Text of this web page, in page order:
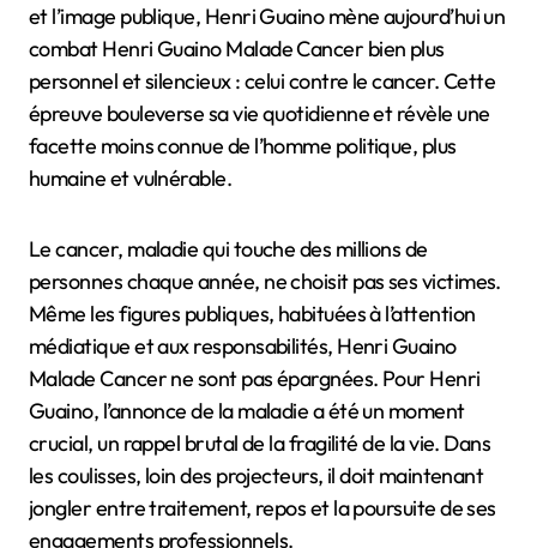
et l’image publique, Henri Guaino mène aujourd’hui un
combat Henri Guaino Malade Cancer bien plus
personnel et silencieux : celui contre le cancer. Cette
épreuve bouleverse sa vie quotidienne et révèle une
facette moins connue de l’homme politique, plus
humaine et vulnérable.
Le cancer, maladie qui touche des millions de
personnes chaque année, ne choisit pas ses victimes.
Même les figures publiques, habituées à l’attention
médiatique et aux responsabilités, Henri Guaino
Malade Cancer ne sont pas épargnées. Pour Henri
Guaino, l’annonce de la maladie a été un moment
crucial, un rappel brutal de la fragilité de la vie. Dans
les coulisses, loin des projecteurs, il doit maintenant
jongler entre traitement, repos et la poursuite de ses
engagements professionnels.